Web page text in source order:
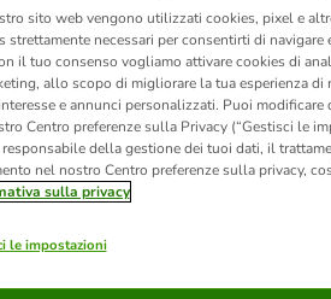
sito web vengono utilizzati cookies, pixel e
strettamente necessari per consentirti di
il tuo consenso vogliamo attivare cookies di
allo scopo di migliorare la tua esperienza
e annunci personalizzati. Puoi
Centro preferenze sulla Privacy (“Gestisci le
della gestione dei tuoi dati, il
nel nostro Centro preferenze sulla privacy,
sulla privacy
le impostazioni